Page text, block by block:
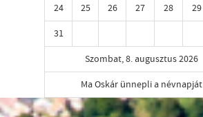
24
25 26 27 28 29
31
Szombat, 8. augusztus 2026
Ma Oskár ünnepli a névnapját